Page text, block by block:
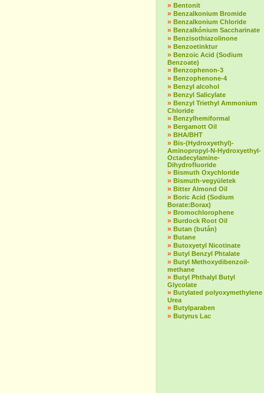
» Bentonit
» Benzalkonium Bromide
» Benzalkonium Chloride
» Benzalkónium Saccharinate
» Benzisothiazolinone
» Benzoetinktur
» Benzoic Acid (Sodium
Benzoate)
» Benzophenon-3
» Benzophenone-4
» Benzyl alcohol
» Benzyl Salicylate
» Benzyl Triethyl Ammonium
Chloride
» Benzylhemiformal
» Bergamott Oil
» BHA/BHT
» Bis-(Hydroxyethyl)-
Aminopropyl-N-Hydroxyethyl-
Octadecylamine-
Dihydrofluoride
» Bismuth Oxychloride
» Bismuth-vegyületek
» Bitter Almond Oil
» Boric Acid (Sodium
Borate:Borax)
» Bromochlorophene
» Burdock Root Oil
» Butan (bután)
» Butane
» Butoxyetyl Nicotinate
» Butyl Benzyl Phtalate
» Butyl Methoxydibenzoil-
methane
» Butyl Phthalyl Butyl
Glycolate
» Butylated polyoxymethylene
Urea
» Butylparaben
» Butyrus Lac